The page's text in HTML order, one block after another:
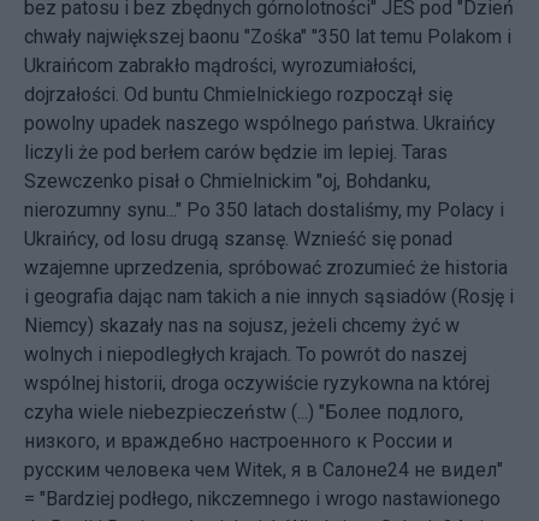
bez patosu i bez zbędnych górnolotności" JES pod "Dzień
chwały największej baonu "Zośka" "350 lat temu Polakom i
Ukraińcom zabrakło mądrości, wyrozumiałości,
dojrzałości. Od buntu Chmielnickiego rozpoczął się
powolny upadek naszego wspólnego państwa. Ukraińcy
liczyli że pod berłem carów będzie im lepiej. Taras
Szewczenko pisał o Chmielnickim "oj, Bohdanku,
nierozumny synu..." Po 350 latach dostaliśmy, my Polacy i
Ukraińcy, od losu drugą szansę. Wznieść się ponad
wzajemne uprzedzenia, spróbować zrozumieć że historia
i geografia dając nam takich a nie innych sąsiadów (Rosję i
Niemcy) skazały nas na sojusz, jeżeli chcemy żyć w
wolnych i niepodległych krajach. To powrót do naszej
wspólnej historii, droga oczywiście ryzykowna na której
czyha wiele niebezpieczeństw (...) "Более подлого,
низкого, и враждебно настроенного к России и
русским человека чем Witek, я в Салоне24 не видел"
= "Bardziej podłego, nikczemnego i wrogo nastawionego